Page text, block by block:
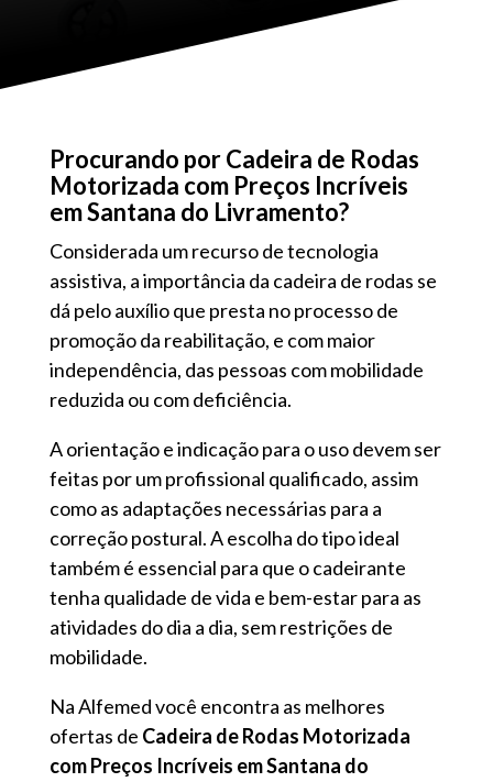
Procurando por Cadeira de Rodas
Motorizada com Preços Incríveis
em Santana do Livramento?
Considerada um recurso de tecnologia
assistiva, a importância da cadeira de rodas se
dá pelo auxílio que presta no processo de
promoção da reabilitação, e com maior
independência, das pessoas com mobilidade
reduzida ou com deficiência.
A orientação e indicação para o uso devem ser
feitas por um profissional qualificado, assim
como as adaptações necessárias para a
correção postural. A escolha do tipo ideal
também é essencial para que o cadeirante
tenha qualidade de vida e bem-estar para as
atividades do dia a dia, sem restrições de
mobilidade.
Na Alfemed você encontra as melhores
ofertas de Cadeira de Rodas Motorizada
com Preços Incríveis em Santana do